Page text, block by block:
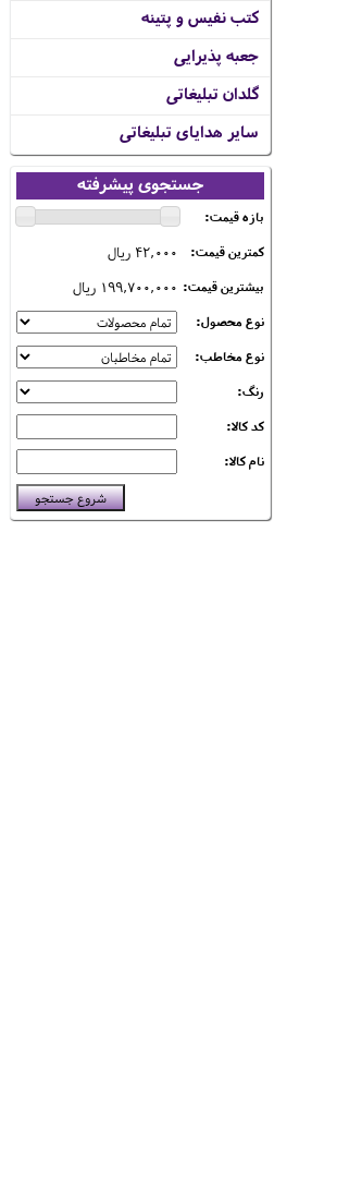
کتب نفیس و پتینه
جعبه پذیرایی
گلدان تبلیغاتی
سایر هدایای تبلیغاتی
جستجوی پیشرفته
بازه قیمت:
کمترین قیمت:
42,000 ریال
بیشترین قیمت: 199,700,000 ریال
نوع محصول:
نوع مخاطب:
رنگ:
کد کالا:
نام کالا: